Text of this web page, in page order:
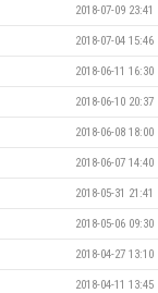
2018-07-09 23:41
2018-07-04 15:46
2018-06-11 16:30
2018-06-10 20:37
2018-06-08 18:00
2018-06-07 14:40
2018-05-31 21:41
2018-05-06 09:30
2018-04-27 13:10
2018-04-11 13:45